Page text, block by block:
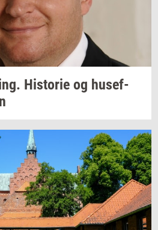
Hi­sto­rie og hu­s­ef­